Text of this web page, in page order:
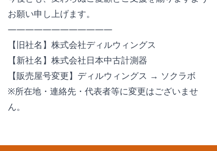
お願い申し上げます。
――――――――――――
【旧社名】株式会社ディルウィングス
【新社名】株式会社日本中古計測器
【販売屋号変更】ディルウィングス → ソクラボ
※所在地・連絡先・代表者等に変更はございませ
ん。